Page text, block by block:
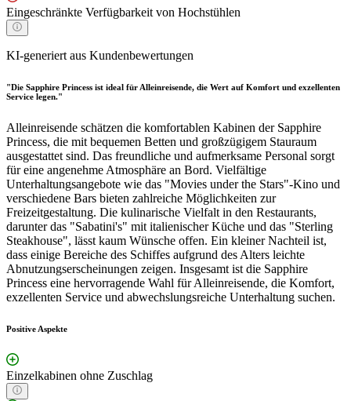
Eingeschränkte Verfügbarkeit von Hochstühlen
KI-generiert aus Kundenbewertungen
"Die Sapphire Princess ist ideal für Alleinreisende, die Wert auf Komfort und exzellenten
Service legen."
Alleinreisende schätzen die komfortablen Kabinen der Sapphire
Princess, die mit bequemen Betten und großzügigem Stauraum
ausgestattet sind. Das freundliche und aufmerksame Personal sorgt
für eine angenehme Atmosphäre an Bord. Vielfältige
Unterhaltungsangebote wie das "Movies under the Stars"-Kino und
verschiedene Bars bieten zahlreiche Möglichkeiten zur
Freizeitgestaltung. Die kulinarische Vielfalt in den Restaurants,
darunter das "Sabatini's" mit italienischer Küche und das "Sterling
Steakhouse", lässt kaum Wünsche offen. Ein kleiner Nachteil ist,
dass einige Bereiche des Schiffes aufgrund des Alters leichte
Abnutzungserscheinungen zeigen. Insgesamt ist die Sapphire
Princess eine hervorragende Wahl für Alleinreisende, die Komfort,
exzellenten Service und abwechslungsreiche Unterhaltung suchen.
Positive Aspekte
Einzelkabinen ohne Zuschlag